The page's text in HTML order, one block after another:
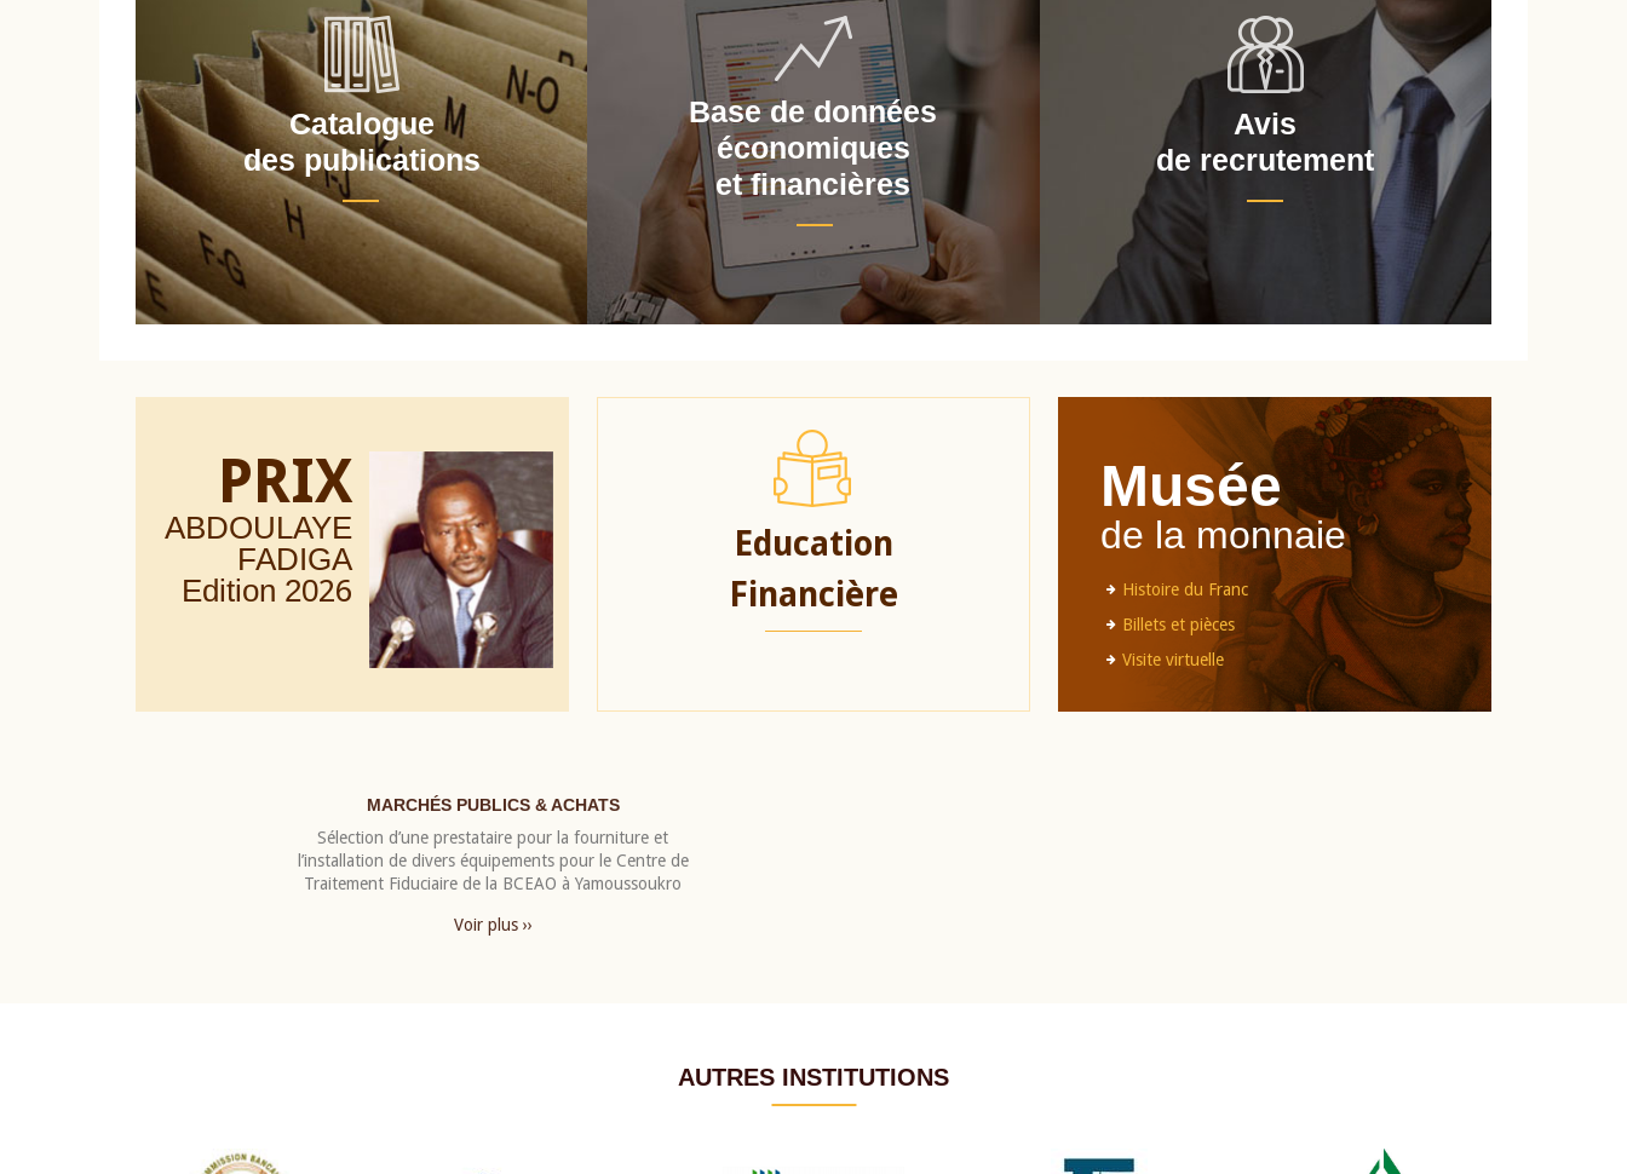
Catalogue
des publications
Base de données
économiques
et financières
Avis
de recrutement
PRIX
ABDOULAYE
FADIGA
Edition 2026
Education
Financière
Musée
de la monnaie
Histoire du Franc
Billets et pièces
Visite virtuelle
MARCHÉS PUBLICS & ACHATS
Sélection d’une prestataire pour la fourniture et
l’installation de divers équipements pour le Centre de
Traitement Fiduciaire de la BCEAO à Yamoussoukro
Voir plus ››
AUTRES INSTITUTIONS